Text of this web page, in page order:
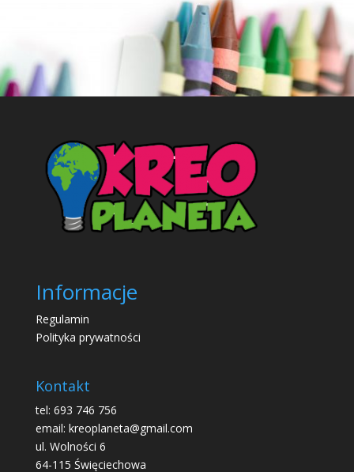
Informacje
Regulamin
Polityka prywatności
Kontakt
tel: 693 746 756
email: kreoplaneta@gmail.com
ul. Wolności 6
64-115 Święciechowa